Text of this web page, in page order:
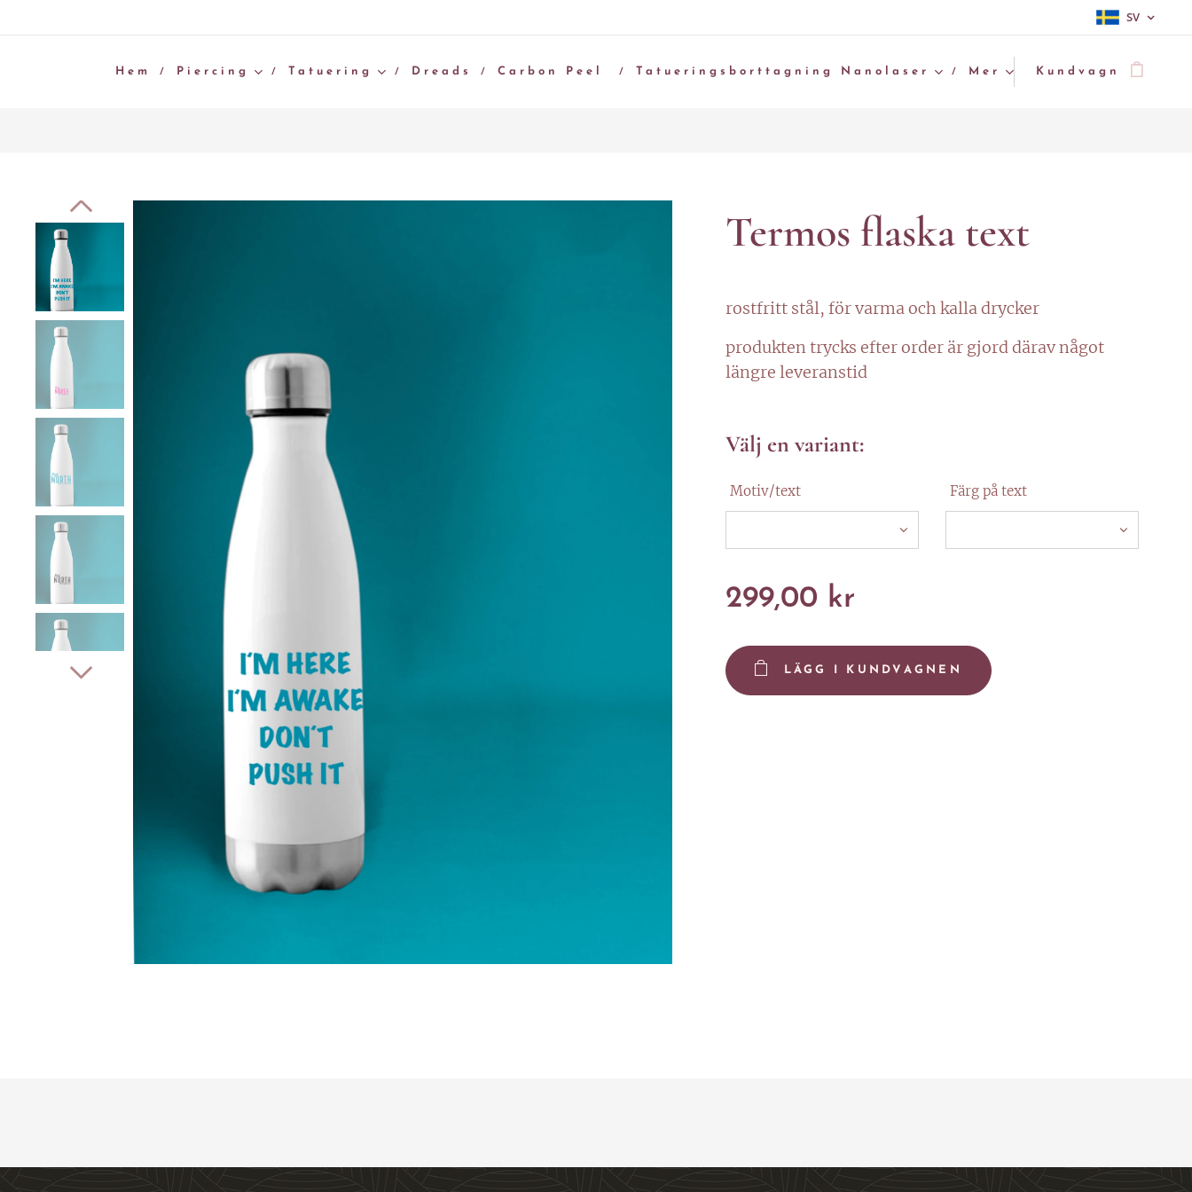
SV
Hem Piercing Tatuering Dreads Carbon Peel Tatueringsborttagning Nanolaser Mer Kundvagn
Termos flaska text
rostfritt stål, för varma och kalla drycker
produkten trycks efter order är gjord därav något
längre leveranstid
Välj en variant:
Motiv/text Färg på text
299,00 kr
LÄGG I KUNDVAGNEN